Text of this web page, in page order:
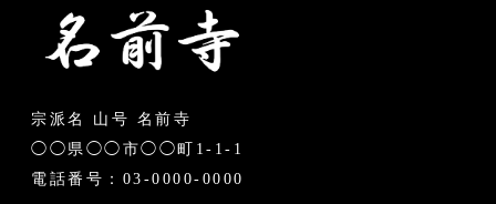
宗派名 山号 名前寺
◯◯県◯◯市◯◯町1-1-1
電話番号：03-0000-0000